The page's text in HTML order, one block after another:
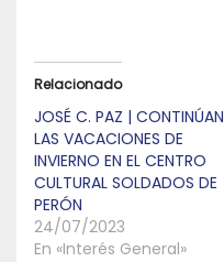
Relacionado
JOSÉ C. PAZ | CONTINÚAN
LAS VACACIONES DE
INVIERNO EN EL CENTRO
CULTURAL SOLDADOS DE
PERÓN
24/07/2023
En «Interés General»